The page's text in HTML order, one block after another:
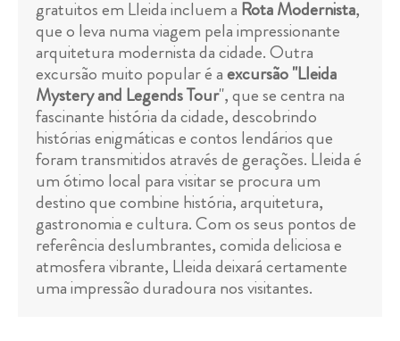
gratuitos em Lleida incluem a Rota Modernista,
que o leva numa viagem pela impressionante
arquitetura modernista da cidade. Outra
excursão muito popular é aexcursão "Lleida
Mystery and Legends Tour", que se centra na
fascinante história da cidade, descobrindo
histórias enigmáticas e contos lendários que
foram transmitidos através de gerações. Lleida é
um ótimo local para visitar se procura um
destino que combine história, arquitetura,
gastronomia e cultura. Com os seus pontos de
referência deslumbrantes, comida deliciosa e
atmosfera vibrante, Lleida deixará certamente
uma impressão duradoura nos visitantes.